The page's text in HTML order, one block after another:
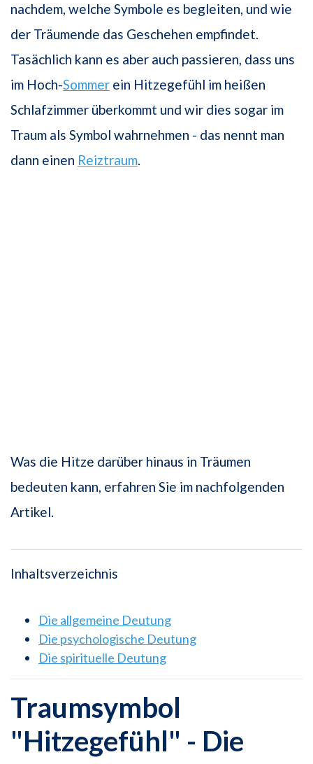
nachdem, welche Symbole es begleiten, und wie
der Träumende das Geschehen empfindet.
Tasächlich kann es aber auch passieren, dass uns
im Hoch-Sommer ein Hitzegefühl im heißen
Schlafzimmer überkommt und wir dies sogar im
Traum als Symbol wahrnehmen - das nennt man
dann einen Reiztraum.
Was die Hitze darüber hinaus in Träumen
bedeuten kann, erfahren Sie im nachfolgenden
Artikel.
Inhaltsverzeichnis
Die allgemeine Deutung
Die psychologische Deutung
Die spirituelle Deutung
Traumsymbol
"Hitzegefühl" - Die